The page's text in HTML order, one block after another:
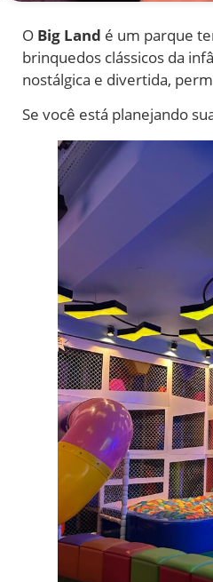
O Big Land é um parque
brinquedos clássicos da
nostálgica e divertida,
Se você está planejando